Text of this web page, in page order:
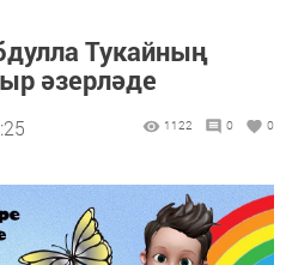
Тукайның
әзерләде
1122 0 0